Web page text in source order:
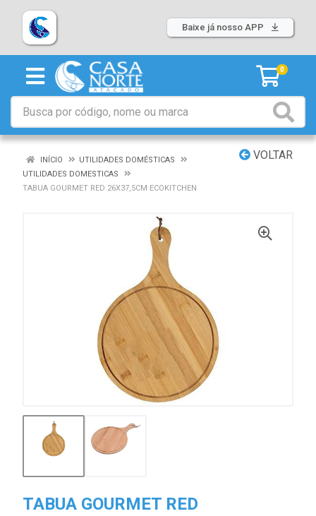
Baixe já nosso APP
0
VOLTAR
INÍCIO
UTILIDADES DOMÉSTICAS
UTILIDADES DOMESTICAS
TABUA GOURMET RED 26X37,5CM ECOKITCHEN
TABUA GOURMET RED